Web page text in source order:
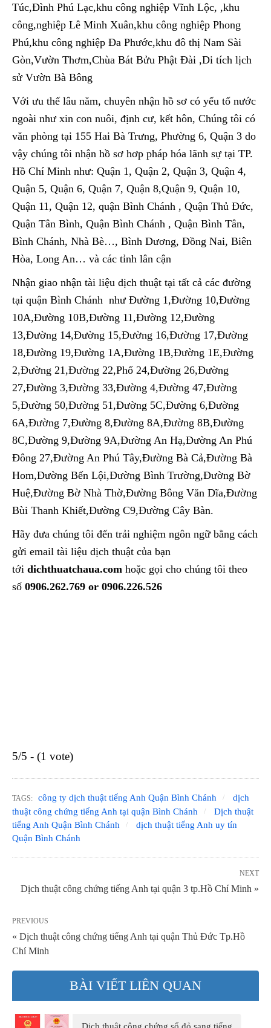
Túc,Đình Phú Lạc,khu công nghiệp Vĩnh Lộc, ,khu
công,nghiệp Lê Minh Xuân,khu công nghiệp Phong
Phú,khu công nghiệp Đa Phước,khu đô thị Nam Sài
Gòn,Vườn Thơm,Chùa Bát Bửu Phật Đài ,Di tích lịch
sử Vườn Bà Bông
Với ưu thế lâu năm, chuyên nhận hồ sơ có yếu tố nước
ngoài như xin con nuôi, định cư, kết hôn, Chúng tôi có
văn phòng tại 155 Hai Bà Trưng, Phường 6, Quận 3 do
vậy chúng tôi nhận hồ sơ hơp pháp hóa lãnh sự tại TP.
Hồ Chí Minh như: Quận 1, Quận 2, Quận 3, Quận 4,
Quận 5, Quận 6, Quận 7, Quận 8,Quận 9, Quận 10,
Quận 11, Quận 12, quận Bình Chánh , Quận Thủ Đức,
Quận Tân Bình, Quận Bình Chánh , Quận Bình Tân,
Bình Chánh, Nhà Bè…, Bình Dương, Đồng Nai, Biên
Hòa, Long An… và các tỉnh lân cận
Nhận giao nhận tài liệu dịch thuật tại tất cả các đường
tại quận Bình Chánh như Đường 1,Đường 10,Đường
10A,Đường 10B,Đường 11,Đường 12,Đường
13,Đường 14,Đường 15,Đường 16,Đường 17,Đường
18,Đường 19,Đường 1A,Đường 1B,Đường 1E,Đường
2,Đường 21,Đường 22,Phố 24,Đường 26,Đường
27,Đường 3,Đường 33,Đường 4,Đường 47,Đường
5,Đường 50,Đường 51,Đường 5C,Đường 6,Đường
6A,Đường 7,Đường 8,Đường 8A,Đường 8B,Đường
8C,Đường 9,Đường 9A,Đường An Hạ,Đường An Phú
Đông 27,Đường An Phú Tây,Đường Bà Cả,Đường Bà
Hom,Đường Bến Lội,Đường Bình Trường,Đường Bờ
Huệ,Đường Bờ Nhà Thờ,Đường Bông Văn Dĩa,Đường
Bùi Thanh Khiết,Đường C9,Đường Cây Bàn.
Hãy đưa chúng tôi đến trải nghiệm ngôn ngữ bằng cách
gửi email tài liệu dịch thuật của bạn
tới dichthuatchaua.com hoặc gọi cho chúng tôi theo
số 0906.262.769 or 0906.226.526
5/5 - (1 vote)
TAGS: công ty dịch thuật tiếng Anh Quận Bình Chánh
dịch
thuật công chứng tiếng Anh tại quận Bình Chánh
Dịch thuật
tiếng Anh Quận Bình Chánh
dịch thuật tiếng Anh uy tín
Quận Bình Chánh
NEXT
Dịch thuật công chứng tiếng Anh tại quận 3 tp.Hồ Chí Minh »
PREVIOUS
« Dịch thuật công chứng tiếng Anh tại quận Thủ Đức Tp.Hồ
Chí Minh
BÀI VIẾT LIÊN QUAN
Dịch thuật công chứng sổ đỏ sang tiếng